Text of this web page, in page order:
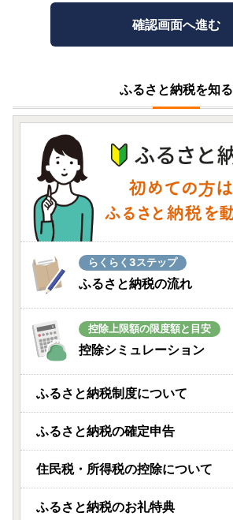
ふるさと納税を知る
らくらく3ステップ
ふるさと納税の流れ
控除上限額の限度額と目安
控除シミュレーション
ふるさと納税制度について
ふるさと納税の確定申告
住民税・所得税の控除について
ふるさと納税のお礼特典